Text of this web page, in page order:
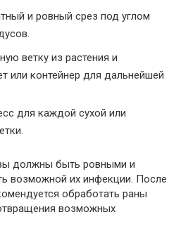
и ровный срез под углом
ветку из растения и
или контейнер для дальнейшей
для каждой сухой или
должны быть ровными и
возможной их инфекции. После
обработать раны
возможных